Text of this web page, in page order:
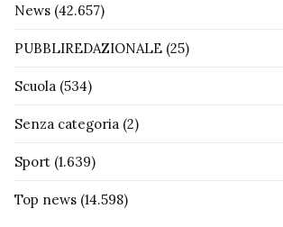
News (42.657)
PUBBLIREDAZIONALE (25)
Scuola (534)
Senza categoria (2)
Sport (1.639)
Top news (14.598)